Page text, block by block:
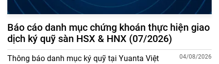
Báo cáo danh mục chứng khoán thực hiện giao
dịch ký quỹ sàn HSX & HNX (07/2026)
Thông báo danh mục ký quỹ tại Yuanta Việt
04/08/2026